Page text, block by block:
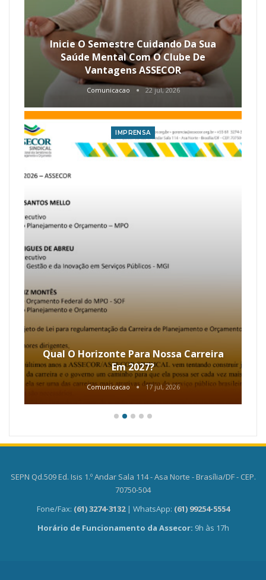
Inicie O Semestre Cuidando Da Sua
Saúde Mental Com O Clube De
Vantagens ASSECOR
Comunicacao 22 jul, 2026
IMPRENSA
Qual O Horizonte Para Nossa Carreira
Em 2027?
Comunicacao 17 jul, 2026
SEPN Qd.509 Ed. Isis 1.º Andar Sala 114 - Asa Norte - Brasília/DF - CEP.
70750-504
Fone/Fax: (61) 3274-3132 | WhatsApp: (61) 99254-5554
Horário de Funcionamento da Assecor: 9h às 17h